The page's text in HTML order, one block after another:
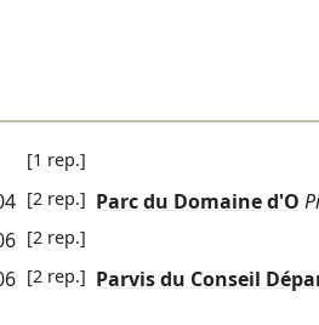
[1 rep.]
[2 rep.] Parc du Domaine d'O
[2 rep.]
[2 rep.] Parvis du Conseil